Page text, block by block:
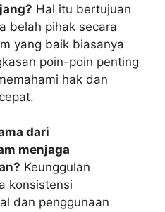
Hal itu bertujuan
belah pihak secara
yang baik biasanya
poin-poin penting
hak dan
dari
menjaga
Keunggulan
konsistensi
dan penggunaan